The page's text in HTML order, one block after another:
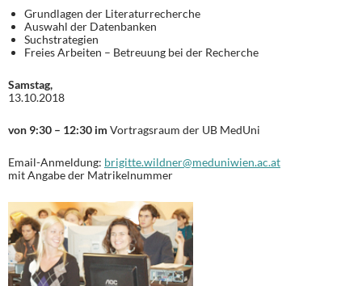
Grundlagen der Literaturrecherche
Auswahl der Datenbanken
Suchstrategien
Freies Arbeiten – Betreuung bei der Recherche
Samstag,
13.10.2018
von 9:30 – 12:30 im Vortragsraum der UB MedUni
Email-Anmeldung: brigitte.wildner@meduniwien.ac.at
mit Angabe der Matrikelnummer